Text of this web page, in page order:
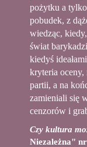
pożytku a
pobudek, z
wiedząc,
świat
kiedyś
kryteria oceny,
partii, a na
zamieniali się
cenzorów i
Czy kultura
Niezależna"